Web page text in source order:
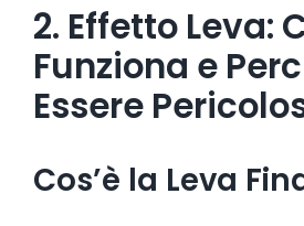
2. Effetto Leva:
Funziona e
Essere
Cos’è la Leva